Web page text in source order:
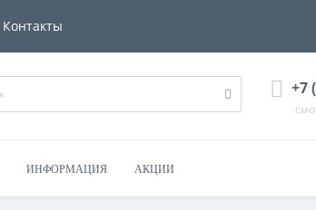
Контакты
+7
ИНФОРМАЦИЯ АКЦИИ